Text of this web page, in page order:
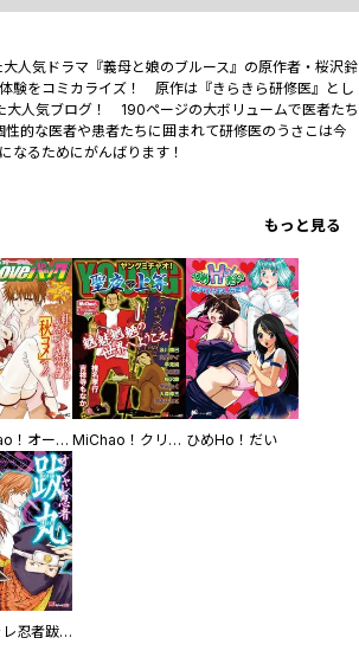
人気ドラマ『義母と娘のブルース』の原作者・桜沢鈴
験をコミカライズ！ 原作は『きらきら研修医』とし
大人気ブログ！ 190ページの大ボリュームで医者たち
的な医者や患者たちに囲まれて研修医のうさこは今
なるためにがんばります！
もっと見る
MiChao！オータム もみじLoveパック ラブコメの秋 MiChao！クリスマス2007 YOUNG MiChao！ 聖夜◆上等 ひめHo！だい
オシャレ忍者跋丸